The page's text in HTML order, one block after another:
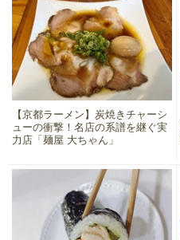
【京都ラーメン】炭焼きチャーシ
ューの衝撃！名店の系譜を継ぐ実
力店「麺屋 大ちゃん」